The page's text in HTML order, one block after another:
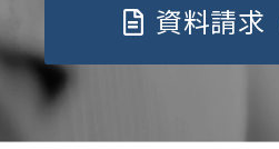
資料請求